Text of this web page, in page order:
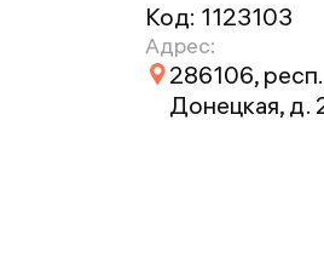
Код: 1123103
Адрес:
286106,
Донецкая, д.